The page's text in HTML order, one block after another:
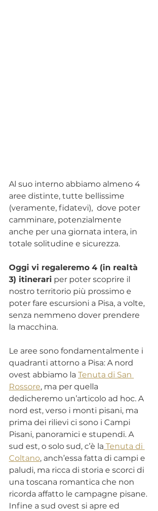
Al suo interno abbiamo almeno 4
aree distinte, tutte bellissime
(veramente, fidatevi),  dove poter
camminare, potenzialmente
anche per una giornata intera, in
totale solitudine e sicurezza.
Oggi vi regaleremo 4 (in realtà
3) itinerari per poter scoprire il
nostro territorio più prossimo e
poter fare escursioni a Pisa, a volte,
senza nemmeno dover prendere
la macchina.
Le aree sono fondamentalmente i
quadranti attorno a Pisa: A nord
ovest abbiamo la Tenuta di San
Rossore, ma per quella
dedicheremo un’articolo ad hoc. A
nord est, verso i monti pisani, ma
prima dei rilievi ci sono i Campi
Pisani, panoramici e stupendi. A
sud est, o solo sud, c’è la Tenuta di
Coltano, anch’essa fatta di campi e
paludi, ma ricca di storia e scorci di
una toscana romantica che non
ricorda affatto le campagne pisane.
Infine a sud ovest si apre ed